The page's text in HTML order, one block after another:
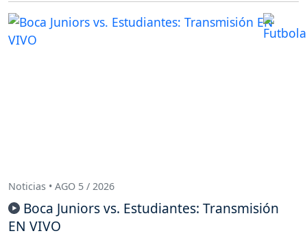
Noticias • AGO 5 / 2026
Boca Juniors vs. Estudiantes: Transmisión
EN VIVO